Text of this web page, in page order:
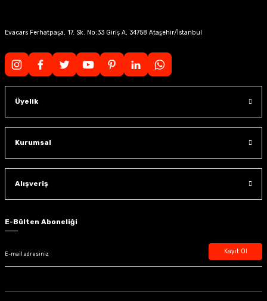
Evacars Ferhatpaşa, 17. Sk. No:33 Giriş A, 34758 Ataşehir/İstanbul
Üyelik
Kurumsal
Alışveriş
E-Bülten Aboneliği
Kayıt Ol